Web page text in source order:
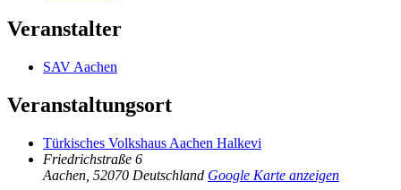
Veranstalter
SAV Aachen
Veranstaltungsort
Türkisches Volkshaus Aachen Halkevi
Friedrichstraße 6
Aachen 52070 Deutschland Google Karte anzeigen